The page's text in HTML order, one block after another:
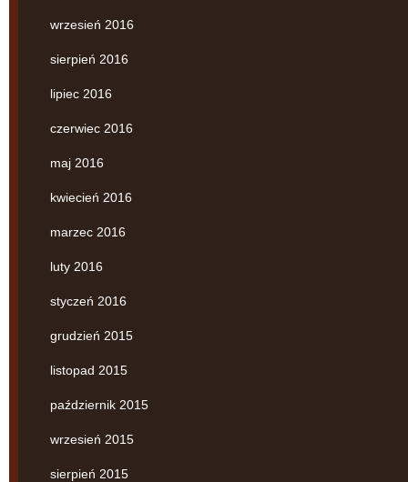
wrzesień 2016
sierpień 2016
lipiec 2016
czerwiec 2016
maj 2016
kwiecień 2016
marzec 2016
luty 2016
styczeń 2016
grudzień 2015
listopad 2015
październik 2015
wrzesień 2015
sierpień 2015